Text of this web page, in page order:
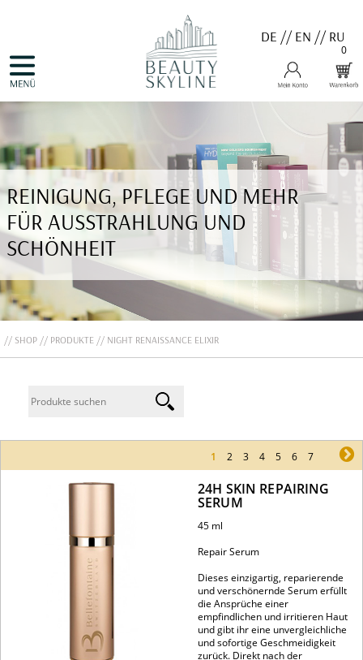
DE //EN //RU
0
NAVIGATION
VALMONT
MENARD
MEDER
COSNOBELL
PROBIO DERM・INFO
BELLEFONTAINE
DERMALOGICA
EVA GARDEN
APHRO CELINA
ANGEBOTE
REINIGUNG, PFLEGE UND MEHR
FÜR AUSSTRAHLUNG UND
SCHÖNHEIT
SHOP PRODUKTE NIGHT RENAISSANCE ELIXIR
1 2 3 4 5 6 7
24H SKIN REPAIRING
SERUM
45 ml
Repair Serum
Dieses einzigartig, reparierende
und verschönernde Serum erfüllt
die Ansprüche einer
empfindlichen und irritieren Haut
und gibt ihr eine unvergleichliche
und sofortige Geschmeidigkeit
zurück. Direkt nach der